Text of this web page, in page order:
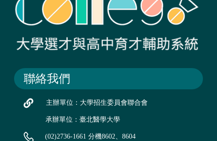
聯絡我們
主辦單位：大學招生委員會聯合會
承辦單位：臺北醫學大學
(02)2736-1661 分機8602、8604